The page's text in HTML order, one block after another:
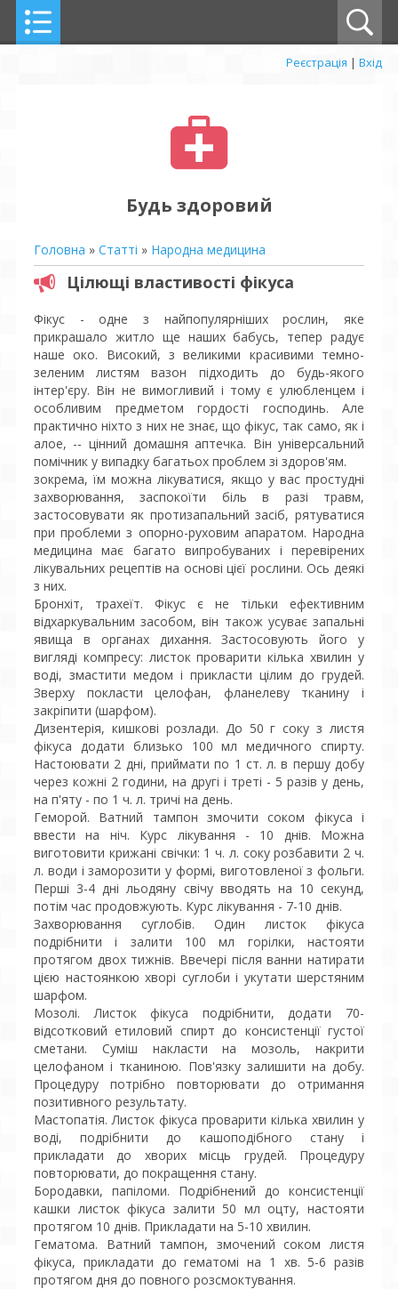
Реєстрація | Вхід
Будь здоровий
Головна » Статті » Народна медицина
Цілющі властивості фікуса
Фікус - одне з найпопулярніших рослин, яке
прикрашало житло ще наших бабусь, тепер радує
наше око. Високий, з великими красивими темно-
зеленим листям вазон підходить до будь-якого
інтер'єру. Він не вимогливий і тому є улюбленцем і
особливим предметом гордості господинь. Але
практично ніхто з них не знає, що фікус, так само, як і
алое, -- цінний домашня аптечка. Він універсальний
помічник у випадку багатьох проблем зі здоров'ям.
зокрема, їм можна лікуватися, якщо у вас простудні
захворювання, заспокоїти біль в разі травм,
застосовувати як протизапальний засіб, рятуватися
при проблеми з опорно-руховим апаратом. Народна
медицина має багато випробуваних і перевірених
лікувальних рецептів на основі цієї рослини. Ось деякі
з них.
Бронхіт, трахеїт. Фікус є не тільки ефективним
відхаркувальним засобом, він також усуває запальні
явища в органах дихання. Застосовують його у
вигляді компресу: листок проварити кілька хвилин у
воді, змастити медом і прикласти цілим до грудей.
Зверху покласти целофан, фланелеву тканину і
закріпити (шарфом).
Дизентерія, кишкові розлади. До 50 г соку з листя
фікуса додати близько 100 мл медичного спирту.
Настоювати 2 дні, приймати по 1 ст. л. в першу добу
через кожні 2 години, на другі і треті - 5 разів у день,
на п'яту - по 1 ч. л. тричі на день.
Геморой. Ватний тампон змочити соком фікуса і
ввести на ніч. Курс лікування - 10 днів. Можна
виготовити крижані свічки: 1 ч. л. соку розбавити 2 ч.
л. води і заморозити у формі, виготовленої з фольги.
Перші 3-4 дні льодяну свічу вводять на 10 секунд,
потім час продовжують. Курс лікування - 7-10 днів.
Захворювання суглобів. Один листок фікуса
подрібнити і залити 100 мл горілки, настояти
протягом двох тижнів. Ввечері після ванни натирати
цією настоянкою хворі суглоби і укутати шерстяним
шарфом.
Мозолі. Листок фікуса подрібнити, додати 70-
відсотковий етиловий спирт до консистенції густої
сметани. Суміш накласти на мозоль, накрити
целофаном і тканиною. Пов'язку залишити на добу.
Процедуру потрібно повторювати до отримання
позитивного результату.
Мастопатія. Листок фікуса проварити кілька хвилин у
воді, подрібнити до кашоподібного стану і
прикладати до хворих місць грудей. Процедуру
повторювати, до покращення стану.
Бородавки, папіломи. Подрібнений до консистенції
кашки листок фікуса залити 50 мл оцту, настояти
протягом 10 днів. Прикладати на 5-10 хвилин.
Гематома. Ватний тампон, змочений соком листя
фікуса, прикладати до гематомі на 1 хв. 5-6 разів
протягом дня до повного розсмоктування.